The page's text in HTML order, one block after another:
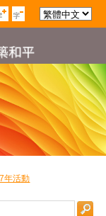
年活動